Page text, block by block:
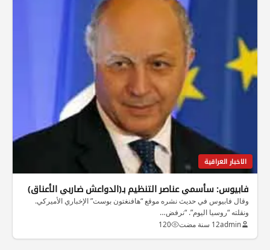
الاخبار العراقية
فابيوس: سأسمي عناصر التنظيم بـ(الدواعش ضاربي الأعناق)
وقال فابيوس في حديث نشره موقع “هافنغتون بوست” الإخباري الأميركي.
ونقلته “روسيا اليوم”. “نرفض…
admin12 سنة مضت 120